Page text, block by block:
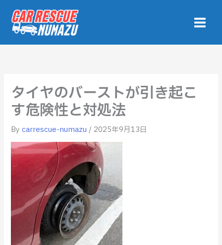
タイヤのバーストが引き起こ
す危険性と対処法
Bycarrescue-numazu/ 2025年9月13日